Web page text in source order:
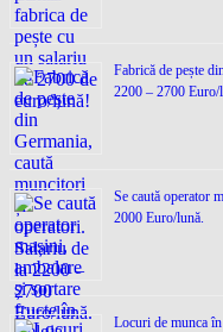
Fabrică de pește
2200 – 2700 Euro/
Se caută operator
2000 Euro/lună.
Locuri de munca